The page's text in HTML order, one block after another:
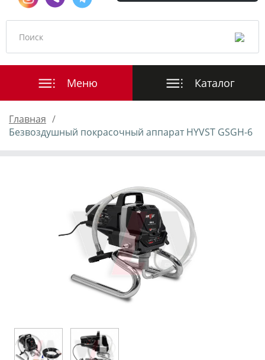
Главная
Безвоздушный покрасочный аппарат HYVST GSGH-6